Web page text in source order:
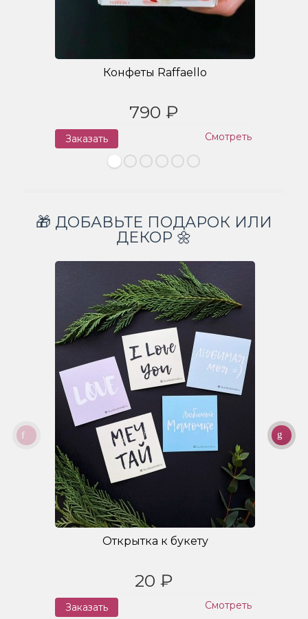
Конфеты Raffaello
790 ₽
Заказать Смотреть
🎁 ДОБАВЬТЕ ПОДАРОК ИЛИ
ДЕКОР 🌼
Открытка к букету
20 ₽
Заказать Смотреть